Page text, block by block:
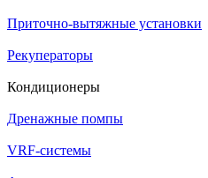
Приточно-вытяжные установки
Рекуператоры
Кондиционеры
Дренажные помпы
VRF-системы